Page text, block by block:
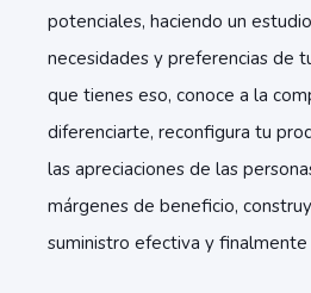
potenciales, haciendo un
necesidades y preferencias de
que tienes eso, conoce a la
diferenciarte, reconfigura tu
las apreciaciones de las
márgenes de beneficio,
suministro efectiva y